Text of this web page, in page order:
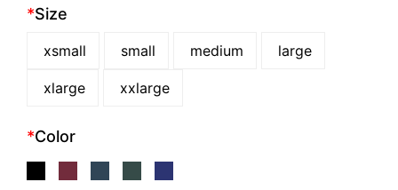
*Size
xsmall small medium large
xlarge xxlarge
*Color